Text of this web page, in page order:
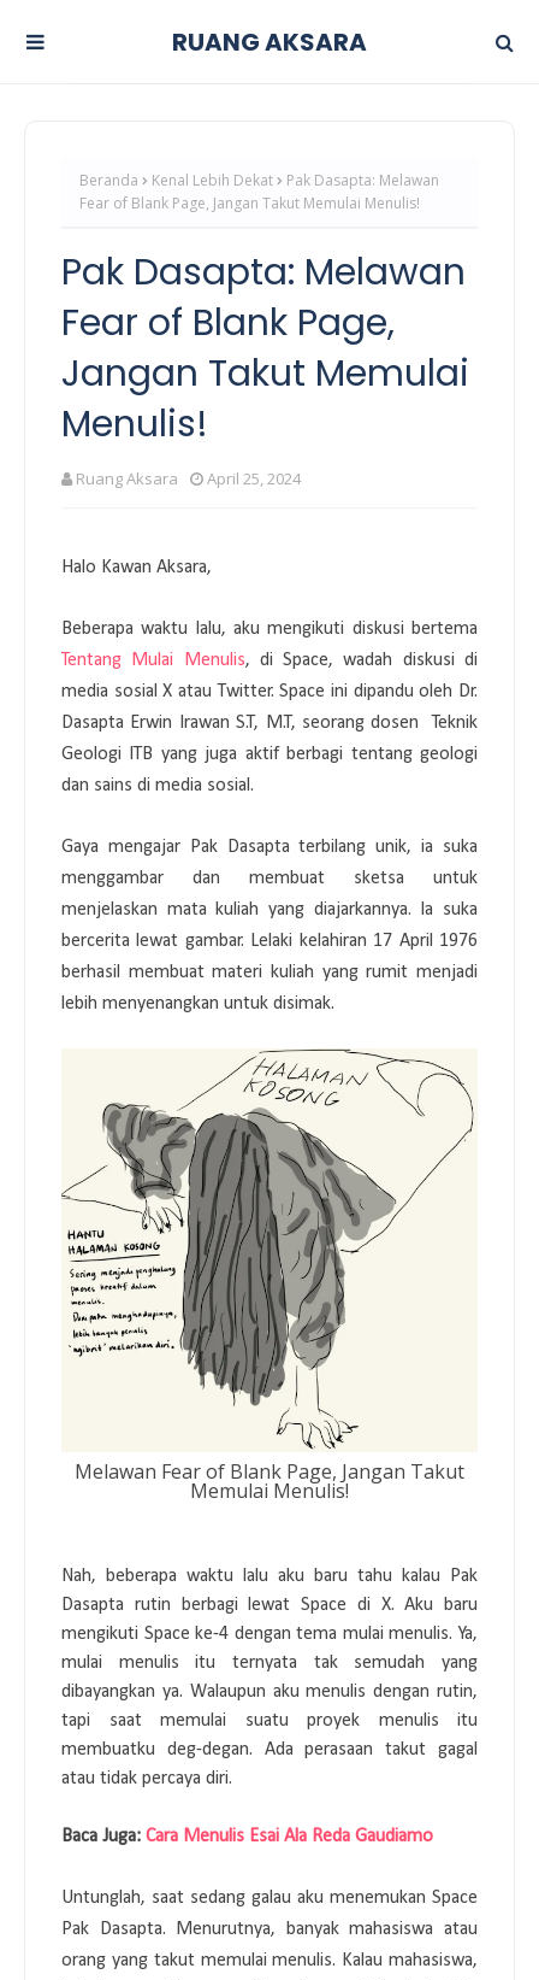
RUANG AKSARA
Beranda Kenal Lebih Dekat
Pak Dasapta: Melawan
Fear of Blank Page, Jangan Takut Memulai Menulis!
Pak Dasapta: Melawan
Fear of Blank Page,
Jangan Takut Memulai
Menulis!
Ruang Aksara April 25, 2024
Halo Kawan Aksara,
Beberapa waktu lalu, aku mengikuti diskusi bertema
Tentang Mulai Menulis, di Space, wadah diskusi di
media sosial X atau Twitter. Space ini dipandu oleh Dr.
Dasapta Erwin Irawan S.T, M.T, seorang dosen Teknik
Geologi ITB yang juga aktif berbagi tentang geologi
dan sains di media sosial.
Gaya mengajar Pak Dasapta terbilang unik, ia suka
menggambar dan membuat sketsa untuk
menjelaskan mata kuliah yang diajarkannya. Ia suka
bercerita lewat gambar. Lelaki kelahiran 17 April 1976
berhasil membuat materi kuliah yang rumit menjadi
lebih menyenangkan untuk disimak.
Melawan Fear of Blank Page, Jangan Takut
Memulai Menulis!
Nah, beberapa waktu lalu aku baru tahu kalau Pak
Dasapta rutin berbagi lewat Space di X. Aku baru
mengikuti Space ke-4 dengan tema mulai menulis. Ya,
mulai menulis itu ternyata tak semudah yang
dibayangkan ya. Walaupun aku menulis dengan rutin,
tapi saat memulai suatu proyek menulis itu
membuatku deg-degan. Ada perasaan takut gagal
atau tidak percaya diri.
Baca Juga: Cara Menulis Esai Ala Reda Gaudiamo
Untunglah, saat sedang galau aku menemukan Space
Pak Dasapta. Menurutnya, banyak mahasiswa atau
orang yang takut memulai menulis. Kalau mahasiswa,